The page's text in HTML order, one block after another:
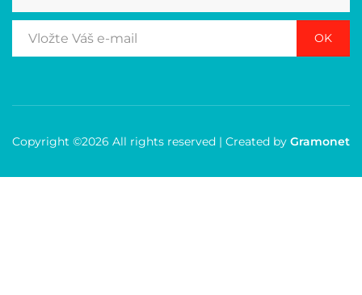
OK
Copyright ©2026 All rights reserved | Created by Gramonet